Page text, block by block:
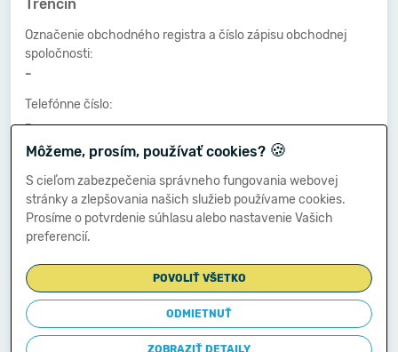
Trenčín
Označenie obchodného registra a číslo zápisu obchodnej
spoločnosti:
-
Telefónne číslo:
-
Faxové číslo:
-
E-mailová adresa:
-
Zostavená dňa:
25.03.2019
Schválená dňa:
Môžeme, prosím, používať cookies? 🍪
S cieľom zabezpečenia správneho fungovania webovej
stránky a zlepšovania našich služieb používame cookies.
Prosíme o potvrdenie súhlasu alebo nastavenie Vašich
preferencií.
POVOLIŤ VŠETKO
ODMIETNUŤ
ZOBRAZIŤ DETAILY